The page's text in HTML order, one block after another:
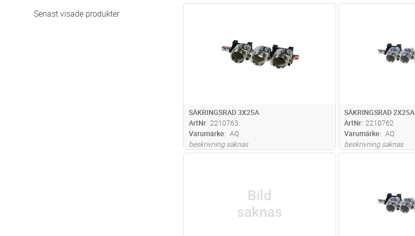
Senast visade produkter
SÄKRINGSRAD 3X25A
ArtNr 2210763
Varumärke
AQ
beskrivning saknas
SÄKRINGSRAD 2X25A
ArtNr 2210762
Varumärke
AQ
beskrivning saknas